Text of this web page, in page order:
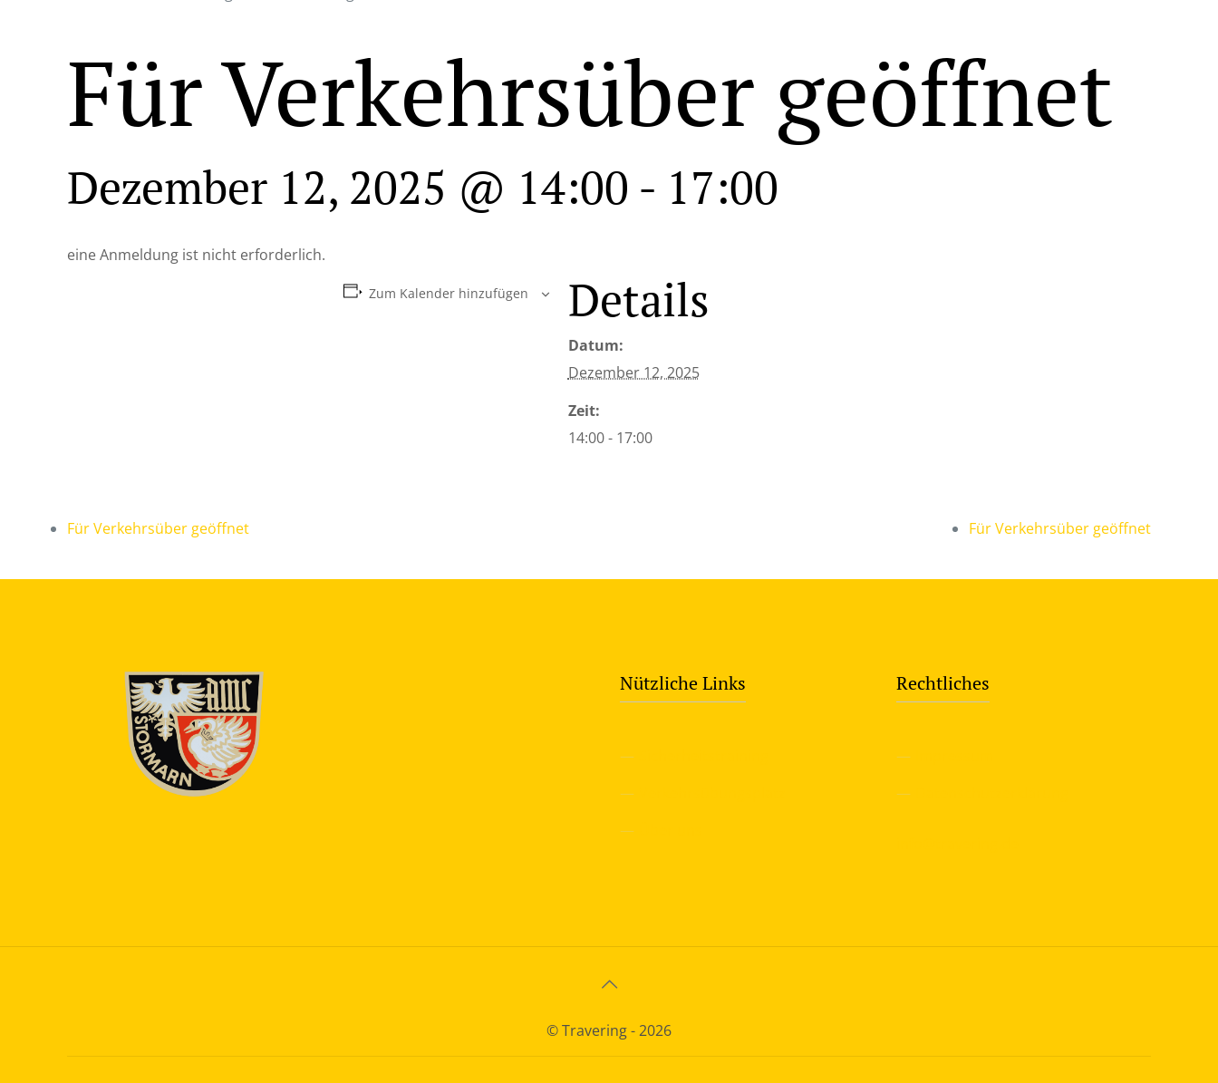
Für Verkehrsüber geöffnet
Dezember 12, 2025 @ 14:00 - 17:00
eine Anmeldung ist nicht erforderlich.
Zum Kalender hinzufügen Details
Datum:
Dezember 12, 2025
Zeit:
14:00 - 17:00
Für Verkehrsüber geöffnet Für Verkehrsüber geöffnet
Nützliche Links
—
—
—
Rechtliches
—
—
© Travering - 2026